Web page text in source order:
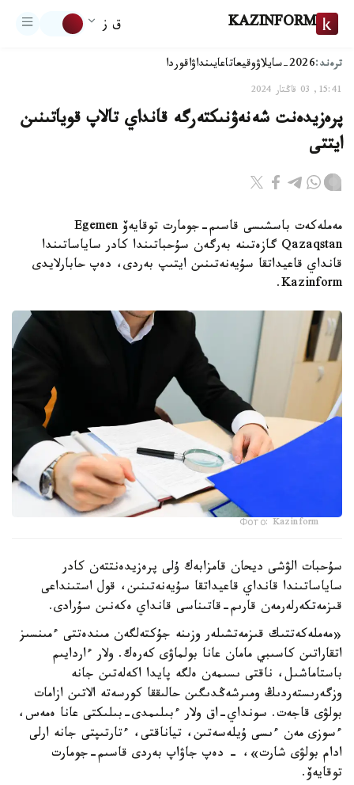
KAZINFORM ق ز
ترەند:2026-سايلاۋ وقيعاتاعايىنداۋاقوردا
15:41, 03 قاڭتار 2024
پرەزيدەنت شەنەۋنىكتەرگە قانداي تالاپ قوياتىنىن
ايتتى
مەملەكەت باسشىسى قاسىم-جومارت توقايەۆ Egemen
Qazaqstan گازەتىنە بەرگەن سۇحباتىندا كادر ساياساتىندا
قانداي قاعيداتقا سۇيەنەتىنىن ايتىپ بەردى، دەپ حابارلايدى
Kazinform.
Фото: Kazinform
سۇحبات الۋشى ديحان قامزابەك ۇلى پرەزيدەنتتەن كادر
ساياساتىندا قانداي قاعيداتقا سۇيەنەتىنىن، قول استىنداعى
قىزمەتكەرلەرمەن قارىم-قاتىناسى قانداي ەكەنىن سۇرادى.
«مەملەكەتتىك قىزمەتشىلەر وزىنە جۇكتەلگەن مىندەتتى ءمىنسىز
اتقاراتىن كاسىبي مامان عانا بولماۋى كەرەك. ولار ءاردايىم
باستاماشىل، ناقتى ىسىمەن ەلگە پايدا اكەلەتىن جانە
وزگەرىستەردىڭ ومىرشەڭدىگىن حالىققا كورسەتە الاتىن ازامات
بولۋى قاجەت. سونداي-اق ولار ءبىلىمدى-بىلىكتى عانا ەمەس،
ءسوزى مەن ءىسى ۇيلەسەتىن، تياناقتى، ءتارتىپتى جانە ارلى
ادام بولۋى شارت»، - دەپ جاۋاپ بەردى قاسىم-جومارت
توقايەۆ.